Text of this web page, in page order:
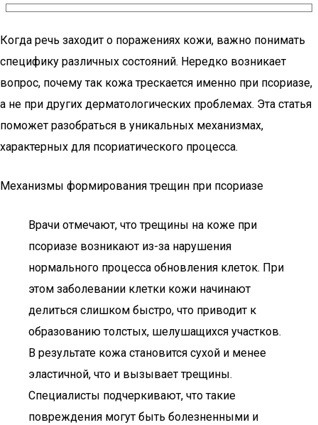
Когда речь заходит о поражениях кожи, важно понимать
специфику различных состояний. Нередко возникает
вопрос, почему так кожа трескается именно при псориазе,
а не при других дерматологических проблемах. Эта статья
поможет разобраться в уникальных механизмах,
характерных для псориатического процесса.
Механизмы формирования трещин при псориазе
Врачи отмечают, что трещины на коже при
псориазе возникают из-за нарушения
нормального процесса обновления клеток. При
этом заболевании клетки кожи начинают
делиться слишком быстро, что приводит к
образованию толстых, шелушащихся участков.
В результате кожа становится сухой и менее
эластичной, что и вызывает трещины.
Специалисты подчеркивают, что такие
повреждения могут быть болезненными и